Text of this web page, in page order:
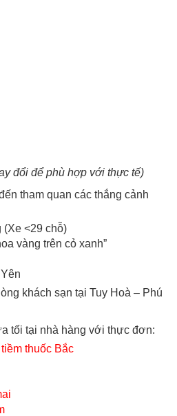
đổi để phù hợp với thực tế)
tham quan các thắng cảnh
<29 chỗ)
vàng trên cỏ xanh”
khách sạn tại Tuy Hoà – Phú
tối tại nhà hàng với thực đơn:
thuốc Bắc